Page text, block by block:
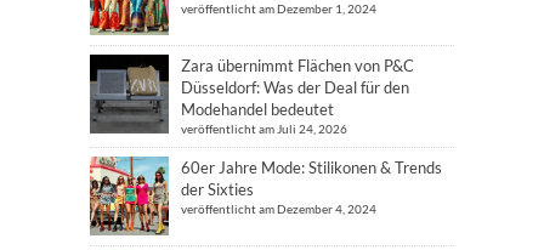
veröffentlicht am Dezember 1, 2024
Zara übernimmt Flächen von P&C
Düsseldorf: Was der Deal für den
Modehandel bedeutet
veröffentlicht am Juli 24, 2026
60er Jahre Mode: Stilikonen & Trends
der Sixties
veröffentlicht am Dezember 4, 2024